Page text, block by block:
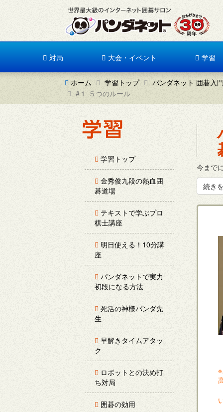
対局 大会・イベント 学習
ホーム 学習トップ
パンダネット 囲碁入
#１ ５つのルール
学習トップ
金秀俊九段の熱血囲
碁道場
テキストで学ぶプロ
棋士講座
明日使える！10分講
座
パンダネットで実力
初段になる方法
死活の神様パンダ先
生
早解きタイムアタッ
ク
ロボットとの決め打
ち対局
囲碁の効用
今まで
続き